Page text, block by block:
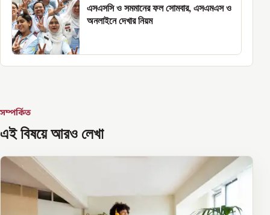
এসএসসি ও সমমানের ফল সোমবার, এসএমএস ও
অনলাইনে দেখার নিয়ম
সম্পর্কিত
এই বিষয়ে আরও লেখা